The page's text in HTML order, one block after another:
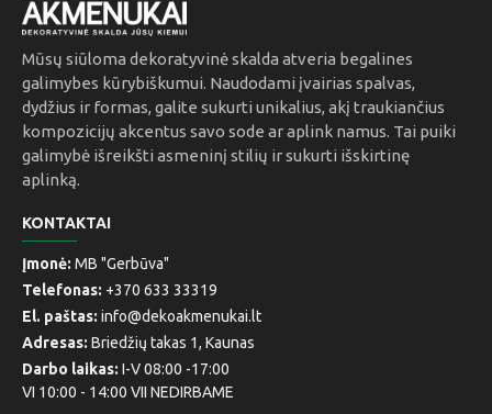
Mūsų siūloma dekoratyvinė skalda atveria begalines
galimybes kūrybiškumui. Naudodami įvairias spalvas,
dydžius ir formas, galite sukurti unikalius, akį traukiančius
kompozicijų akcentus savo sode ar aplink namus. Tai puiki
galimybė išreikšti asmeninį stilių ir sukurti išskirtinę
aplinką.
KONTAKTAI
Įmonė: MB "Gerbūva"
Telefonas: +370 633 33319
El. paštas: info@dekoakmenukai.lt
Adresas: Briedžių takas 1, Kaunas
Darbo laikas: I-V 08:00 -17:00
VI 10:00 - 14:00 VII NEDIRBAME